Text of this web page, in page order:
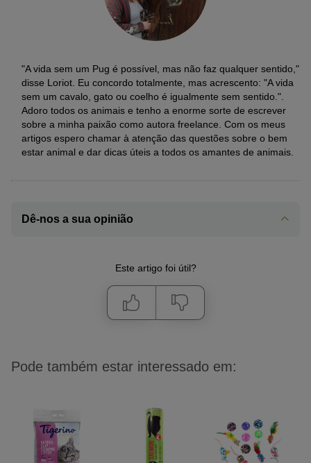
"A vida sem um Pug é possível, mas não faz qualquer sentido,"
disse Loriot. Eu concordo totalmente, mas acrescento: "A vida
sem um cavalo, gato ou coelho é igualmente sem sentido.".
Adoro todos os animais e tenho a enorme sorte de escrever
sobre a minha paixão como autora freelance. Com os meus
artigos espero chamar à atenção das questões sobre o bem
estar animal e dar dicas úteis a todos os amantes de animais.
Dê-nos a sua opinião
Este artigo foi útil?
Pode também estar interessado em: